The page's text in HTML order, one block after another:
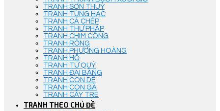
TRANH SƠN THUỶ
TRANH TÙNG HẠC
TRANH CÁ CHÉP
TRANH THƯ PHÁP
TRANH CHIM CÔNG
TRANH RỒNG
TRANH PHƯỢNG HOÀNG
TRANH HỔ
TRANH TỨ QUÝ
TRANH ĐẠI BÀNG
TRANH CON DÊ
TRANH CON GÀ
TRANH CÂY TRE
TRANH THEO CHỦ ĐỀ